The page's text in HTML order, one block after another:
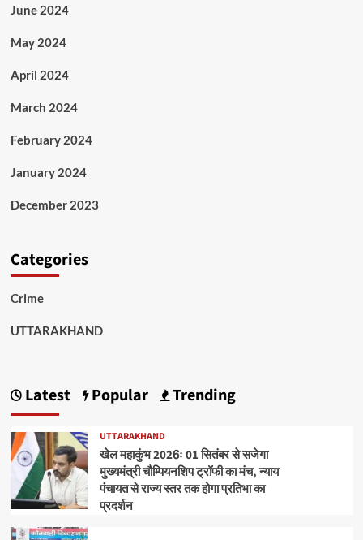
June 2024
May 2024
April 2024
March 2024
February 2024
January 2024
December 2023
Categories
Crime
UTTARAKHAND
Latest Popular Trending
UTTARAKHAND
खेल महाकुंभ 2026ः 01 सितंबर से सजेगा
मुख्यमंत्री चौम्पियनशिप ट्रॉफी का मंच, न्याय
पंचायत से राज्य स्तर तक होगा प्रतिभा का
प्रदर्शन